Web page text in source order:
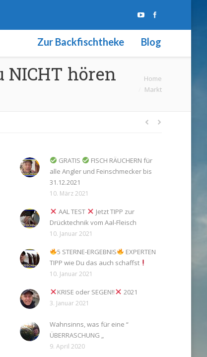
Zur Backfischtheke Blog
NICHT hören
Sie befinden sich
Home
Markt
GRATIS
FISCH RÄUCHERN für
alle Angler und Feinschmecker bis
31.12.2021
10. März 2021
AAL TEST
Jetzt TIPP zur
Drücktechnik vom Aal-Fleisch
10. Januar 2021
5 STERNE-ERGEBNIS
EXPERTEN
TIPP wie Du das auch schaffst
10. Januar 2021
KRISE oder SEGEN!! 2021
3. Januar 2021
Wahnsinns, was für eine “
ÜBERRASCHUNG „
9. April 2020